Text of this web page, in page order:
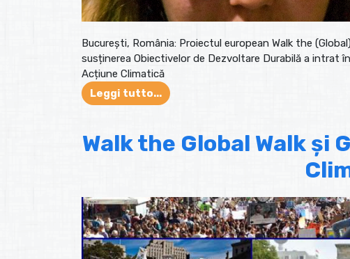
București, România: Proiectul european Walk the
susținerea Obiectivelor de Dezvoltare Durabilă a intrat
Acțiune Climatică
Leggi tutto...
Walk the Global Walk și